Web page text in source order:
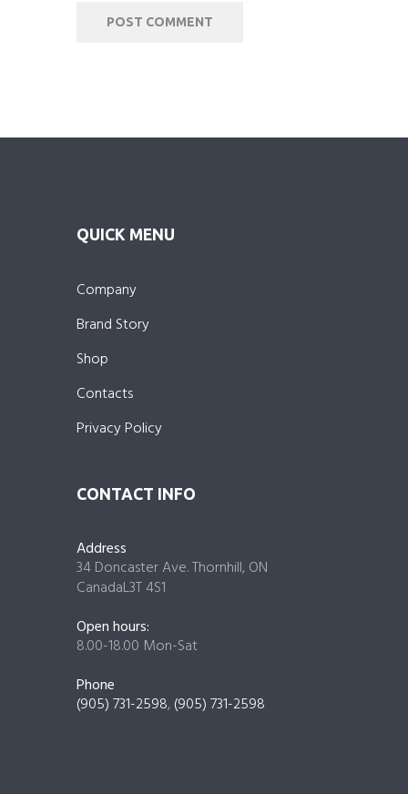
QUICK MENU
Company
Brand Story
Shop
Contacts
Privacy Policy
CONTACT INFO
Address
34 Doncaster Ave. Thornhill, ON
CanadaL3T 4S1
Open hours:
8.00-18.00 Mon-Sat
Phone
(905) 731-2598,(905) 731-2598